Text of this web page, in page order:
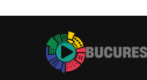
atracțiile vor fi deschise și în perioada
Dacă ajunul îl petrecem cu Romanița,
Crăciun, de la ora 19.30, Irina Sârbu